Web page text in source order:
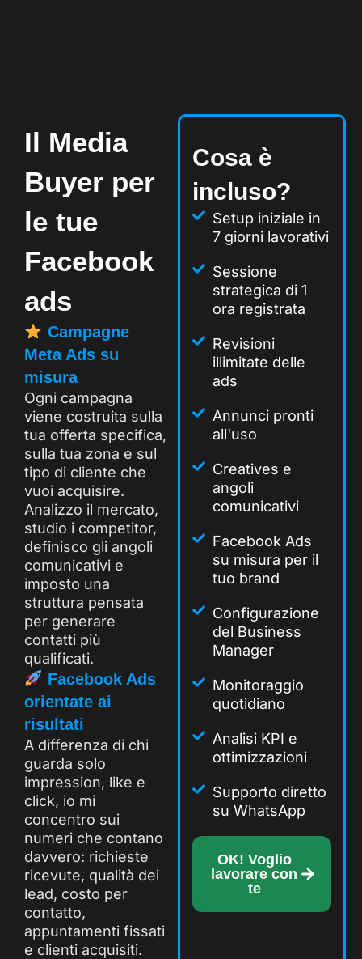
Il Media
Buyer per
le tue
Facebook
ads
Campagne
Meta Ads su
misura
Ogni campagna
viene costruita sulla
tua offerta specifica,
sulla tua zona e sul
tipo di cliente che
vuoi acquisire.
Analizzo il mercato,
studio i competitor,
definisco gli angoli
comunicativi e
imposto una
struttura pensata
per generare
contatti più
qualificati.
Facebook Ads
orientate ai
risultati
A differenza di chi
guarda solo
impression, like e
click, io mi
concentro sui
numeri che contano
davvero: richieste
ricevute, qualità dei
lead, costo per
contatto,
appuntamenti fissati
e clienti acquisiti.
Cosa è
incluso?
Setup iniziale in
7 giorni lavorativi
Sessione
strategica di 1
ora registrata
Revisioni
illimitate delle
ads
Annunci pronti
all'uso
Creatives e
angoli
comunicativi
Facebook Ads
su misura per il
tuo brand
Configurazione
del Business
Manager
Monitoraggio
quotidiano
Analisi KPI e
ottimizzazioni
Supporto diretto
su WhatsApp
OK! Voglio
lavorare con
te